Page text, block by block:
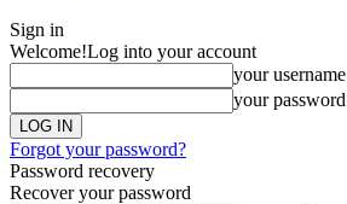
Sign in
Welcome!Log into your account
your username
your password
Forgot your password?
Password recovery
Recover your password